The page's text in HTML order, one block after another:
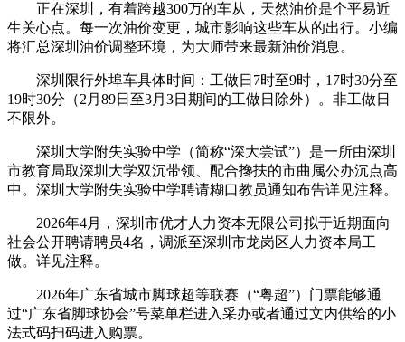
正在深圳，有着跨越300万的车从，天然油价是个平易近
生关心点。每一次油价变更，城市影响这些车从的出行。小编
将汇总深圳油价调整环境，为大师带来最新油价消息。
深圳限行外埠车具体时间：工做日7时至9时，17时30分至
19时30分（2月89日至3月3日期间的工做日除外）。非工做日
不限外。
深圳大学附失实验中学（简称“深大尝试”）是一所由深圳
市教育局取深圳大学双沉带领、配合搀扶的市曲属公办沉点高
中。深圳大学附失实验中学聘请糊口教员通知布告详见注释。
2026年4月，深圳市优才人力资本无限公司拟于近期面向
社会公开聘请聘员4名，调派至深圳市龙岗区人力资本局工
做。详见注释。
2026年广东省城市脚球超等联赛（“粤超”）门票能够通
过“广东省脚球协会”号菜单栏进入采办或者通过文内供给的小
法式码扫码进入购票。